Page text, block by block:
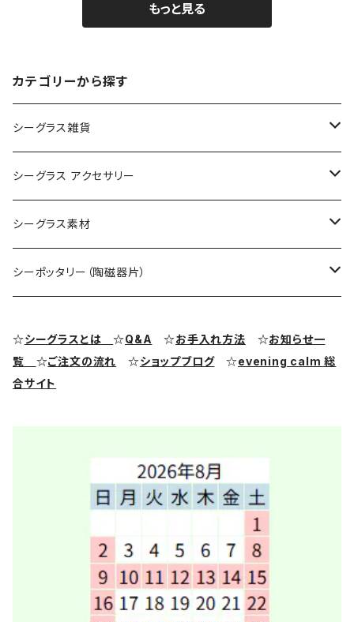
もっと見る
カテゴリーから探す
シーグラス雑貨
コレクション用シーグラス
シーグラス オブジェ・置物
シーグラス アクセサリー
シーグラス ネックレス
シーグラス ペンダントヘッド（トップ）
シーグラス リング・指輪
シーグラス素材
アクセサリー用シーグラス
シーポッタリー（陶磁器片）
☆シーグラスとは☆Q&A ☆お手入れ方法 ☆お知らせ一
覧 ☆ご注文の流れ ☆ショップブログ ☆evening calm 総
合サイト